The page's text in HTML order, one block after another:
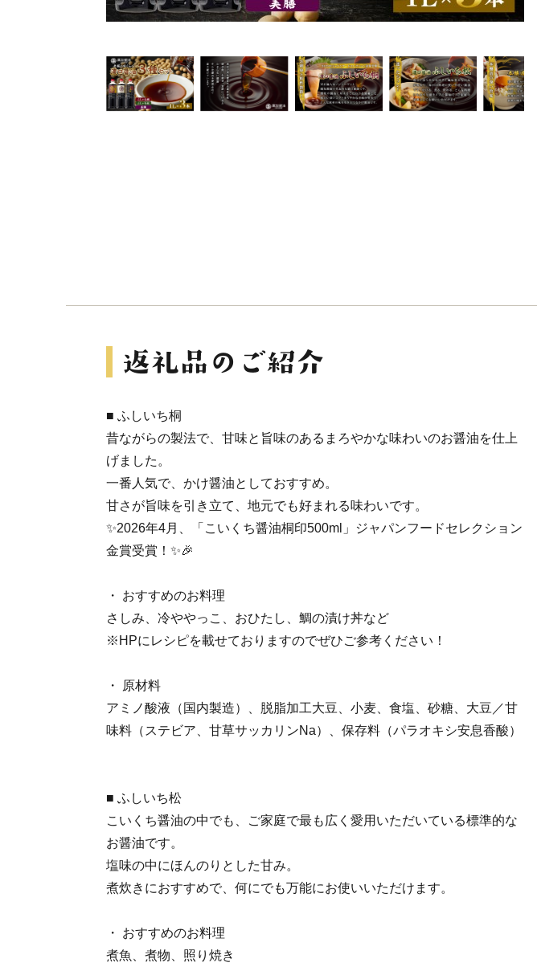
■ ふしいち桐
昔ながらの製法で、甘味と旨味のあるまろやかな味わいのお醤油を仕上
げました。
一番人気で、かけ醤油としておすすめ。
甘さが旨味を引き立て、地元でも好まれる味わいです。
✨2026年4月、「こいくち醤油桐印500ml」ジャパンフードセレクション
金賞受賞！✨🎉
・ おすすめのお料理
さしみ、冷ややっこ、おひたし、鯛の漬け丼など
※HPにレシピを載せておりますのでぜひご参考ください！
・ 原材料
アミノ酸液（国内製造）、脱脂加工大豆、小麦、食塩、砂糖、大豆／甘
味料（ステビア、甘草サッカリンNa）、保存料（パラオキシ安息香酸）
■ ふしいち松
こいくち醤油の中でも、ご家庭で最も広く愛用いただいている標準的な
お醤油です。
塩味の中にほんのりとした甘み。
煮炊きにおすすめで、何にでも万能にお使いいただけます。
・ おすすめのお料理
煮魚、煮物、照り焼き